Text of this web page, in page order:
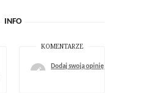
INFO
KOMENTARZE
Dodaj swoją opinię